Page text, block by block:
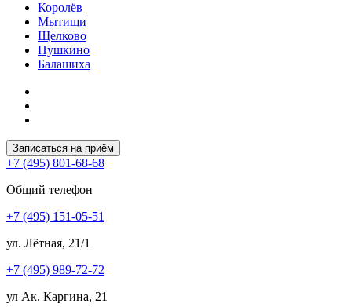
Королёв
Мытищи
Щелково
Пушкино
Балашиха
Записаться на приём
+7 (495) 801-68-68
Общий телефон
+7 (495) 151-05-51
ул. Лётная, 21/1
+7 (495) 989-72-72
ул Ак. Каргина, 21